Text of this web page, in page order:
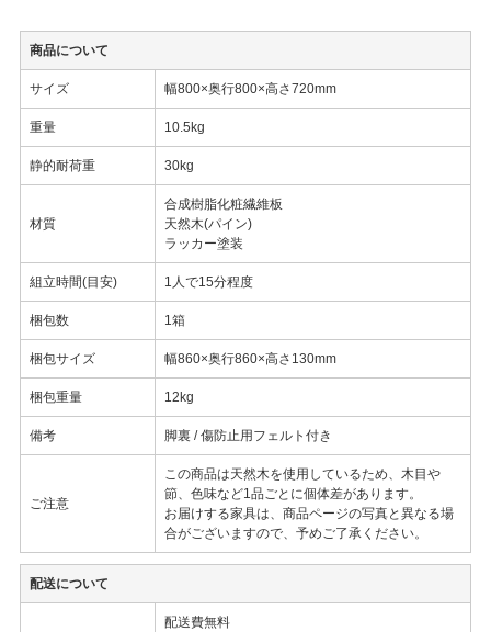
商品について
サイズ 幅800×奥行800×高さ720mm
重量 10.5kg
静的耐荷重 30kg
材質
合成樹脂化粧繊維板
天然木(パイン)
ラッカー塗装
組立時間(目安) 1人で15分程度
梱包数 1箱
梱包サイズ 幅860×奥行860×高さ130mm
梱包重量 12kg
備考 脚裏 / 傷防止用フェルト付き
ご注意
この商品は天然木を使用しているため、木目や
節、色味など1品ごとに個体差があります。
お届けする家具は、商品ページの写真と異なる場
合がございますので、予めご了承ください。
配送について
配送費無料